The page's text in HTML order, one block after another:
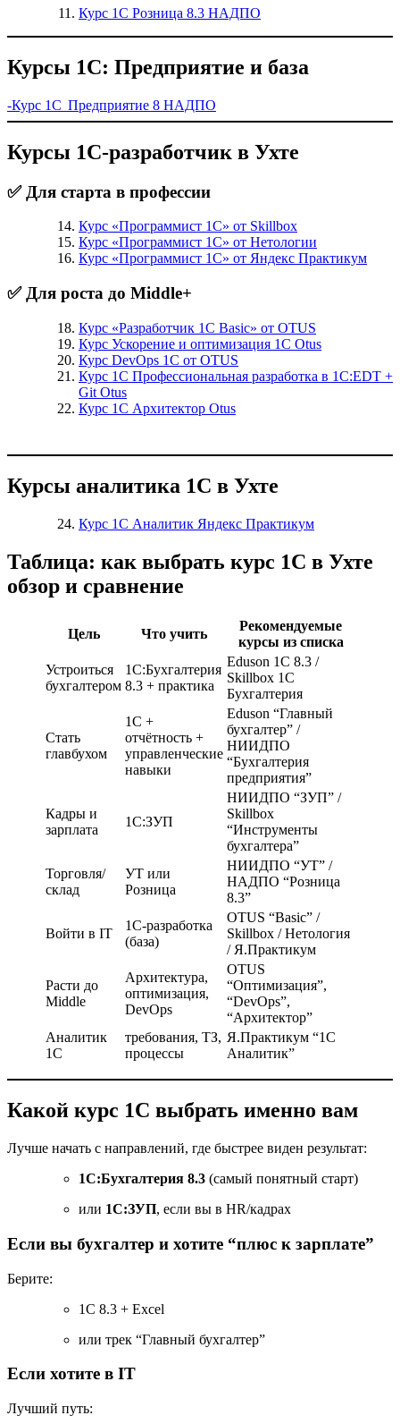
Курс 1С Розница 8.3 НАДПО
Курсы 1С: Предприятие и база
-Курс 1С Предприятие 8 НАДПО
Курсы 1С-разработчик в Ухте
✅ Для старта в профессии
Курс «Программист 1С» от Skillbox
Курс «Программист 1С» от Нетологии
Курс «Программист 1С» от Яндекс Практикум
✅ Для роста до Middle+
Курс «Разработчик 1С Basic» от OTUS
Курс Ускорение и оптимизация 1С Otus
Курс DevOps 1С от OTUS
Курс 1С Профессиональная разработка в 1С:EDT +
Git Otus
Курс 1С Архитектор Otus
Курсы аналитика 1С в Ухте
Курс 1С Аналитик Яндекс Практикум
Таблица: как выбрать курс 1С в Ухте
обзор и сравнение
Цель Что учить
Рекомендуемые
курсы из списка
Устроиться
бухгалтером
1С:Бухгалтерия
8.3 + практика
Eduson 1С 8.3 /
Skillbox 1С
Бухгалтерия
Стать
главбухом
1С +
отчётность +
управленческие
навыки
Eduson “Главный
бухгалтер” /
НИИДПО
“Бухгалтерия
предприятия”
Кадры и
зарплата
1С:ЗУП
НИИДПО “ЗУП” /
Skillbox
“Инструменты
бухгалтера”
Торговля/
склад
УТ или
Розница
НИИДПО “УТ” /
НАДПО “Розница
8.3”
Войти в IT
1С-разработка
(база)
OTUS “Basic” /
Skillbox / Нетология
/ Я.Практикум
Расти до
Middle
Архитектура,
оптимизация,
DevOps
OTUS
“Оптимизация”,
“DevOps”,
“Архитектор”
Аналитик
1С
требования, ТЗ,
процессы
Я.Практикум “1С
Аналитик”
Какой курс 1С выбрать именно вам
Лучше начать с направлений, где быстрее виден результат:
1С:Бухгалтерия 8.3 (самый понятный старт)
или 1С:ЗУП, если вы в HR/кадрах
Если вы бухгалтер и хотите “плюс к зарплате”
Берите:
1С 8.3 + Excel
или трек “Главный бухгалтер”
Если хотите в IT
Лучший путь: